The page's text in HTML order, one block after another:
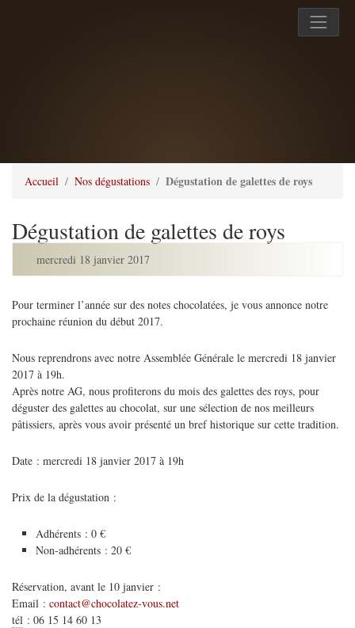
Accueil Nos dégustations Dégustation de galettes de roys
Dégustation de galettes de roys
mercredi 18 janvier 2017
Pour terminer l’année sur des notes chocolatées, je vous annonce notre
prochaine réunion du début 2017.
Nous reprendrons avec notre Assemblée Générale le mercredi 18 janvier
2017 à 19h.
Après notre AG, nous profiterons du mois des galettes des roys, pour
déguster des galettes au chocolat, sur une sélection de nos meilleurs
pâtissiers, après vous avoir présenté un bref historique sur cette tradition.
Date : mercredi 18 janvier 2017 à 19h
Prix de la dégustation :
Adhérents : 0 €
Non-adhérents : 20 €
Réservation, avant le 10 janvier :
Email : contact@chocolatez-vous.net
tél : 06 15 14 60 13